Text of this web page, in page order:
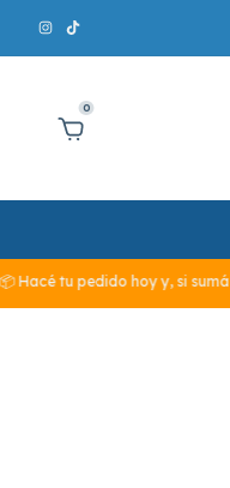
0
tu pedido hoy y, si sumás